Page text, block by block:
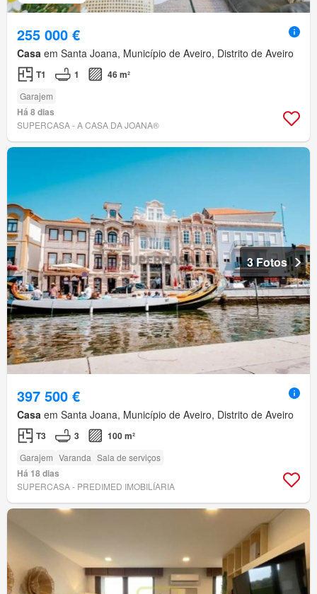
255 000 €
Casa em Santa Joana, Município de Aveiro, Distrito de Aveiro
T1 1 46 m²
Garajem
Há 8 dias
SUPERCASA - A CASA DA JOANA®
3 Fotos
397 500 €
Casa em Santa Joana, Município de Aveiro, Distrito de Aveiro
T3 3 100 m²
Garajem Varanda Sala de serviços
Há 18 dias
SUPERCASA - PREDIMED IMOBILÍARIA